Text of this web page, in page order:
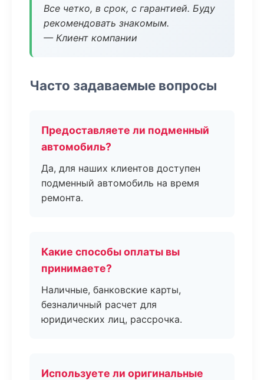
Все четко, в срок, с гарантией. Буду
рекомендовать знакомым.
— Клиент компании
Часто задаваемые вопросы
Предоставляете ли подменный
автомобиль?
Да, для наших клиентов доступен
подменный автомобиль на время
ремонта.
Какие способы оплаты вы
принимаете?
Наличные, банковские карты,
безналичный расчет для
юридических лиц, рассрочка.
Используете ли оригинальные